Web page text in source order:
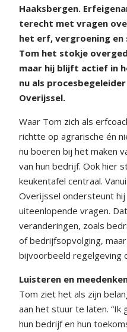
Haaksbergen.
terecht met vragen
het erf, vergroening
Tom het stokje
maar hij blijft actief in
nu als
Overijssel.
Waar Tom zich als
richtte op agrarische én
nu boeren bij het maken
van hun bedrijf. Ook hier
keukentafel centraal.
Overijssel ondersteunt
uiteenlopende vragen.
veranderingen, zoals
of bedrijfsopvolging,
bijvoorbeeld regelgeving
Luisteren en
Tom ziet het als zijn
aan het stuur te laten. “Ik
hun bedrijf en hun